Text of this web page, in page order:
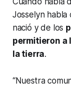
Josselyn
nació y de los
permitieron a
la tierra.
“Nuestra